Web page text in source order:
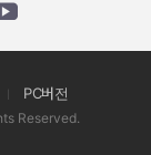
PC버전
Reserved.